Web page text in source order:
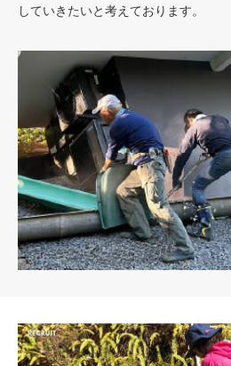
していきたいと考えております。
COMPANY